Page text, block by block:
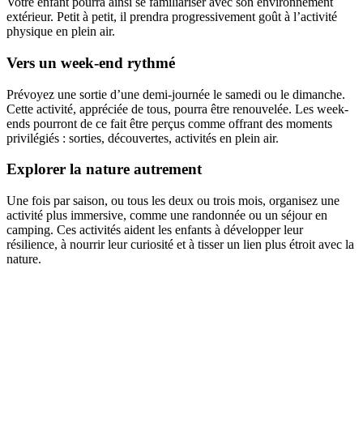
extérieur. Petit à petit, il prendra progressivement goût à l’activité
physique en plein air.
Vers un week-end rythmé
Prévoyez une sortie d’une demi-journée le samedi ou le dimanche.
Cette activité, appréciée de tous, pourra être renouvelée. Les week-
ends pourront de ce fait être perçus comme offrant des moments
privilégiés : sorties, découvertes, activités en plein air.
Explorer la nature autrement
Une fois par saison, ou tous les deux ou trois mois, organisez une
activité plus immersive, comme une randonnée ou un séjour en
camping. Ces activités aident les enfants à développer leur
résilience, à nourrir leur curiosité et à tisser un lien plus étroit avec la
nature.